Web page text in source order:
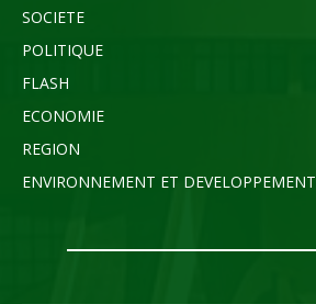
SOCIETE
POLITIQUE
FLASH
ECONOMIE
REGION
ENVIRONNEMENT ET DEVELOPPEMENT